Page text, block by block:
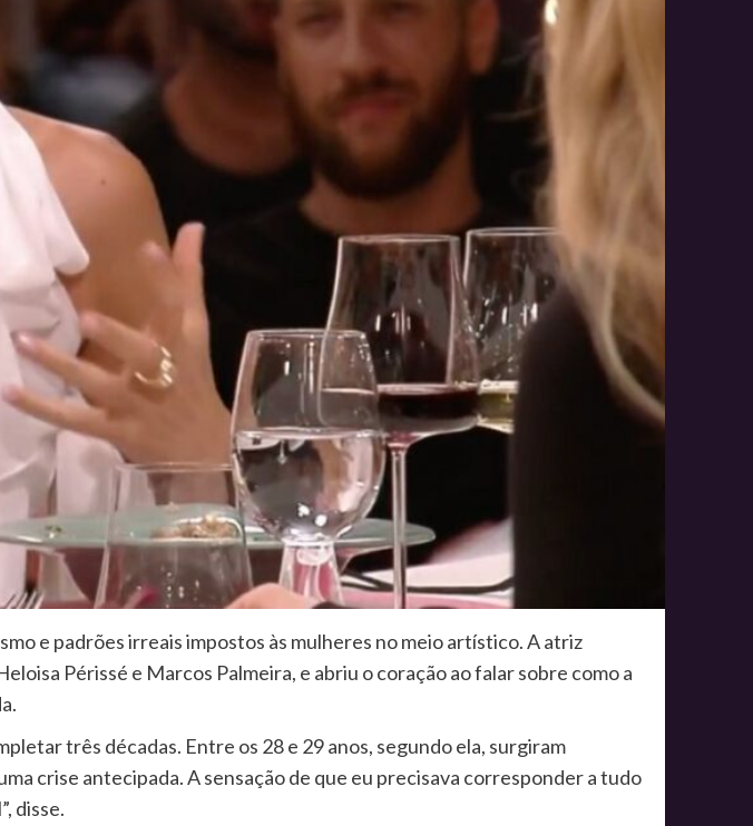
e padrões irreais impostos às mulheres no meio artístico. A atriz
Périssé e Marcos Palmeira, e abriu o coração ao falar sobre como a
três décadas. Entre os 28 e 29 anos, segundo ela, surgiram
crise antecipada. A sensação de que eu precisava corresponder a tudo
disse.